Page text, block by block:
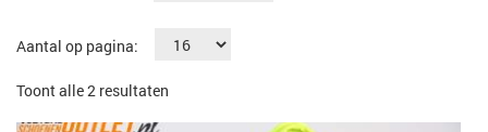
Aantal op pagina:
Toont alle 2 resultaten